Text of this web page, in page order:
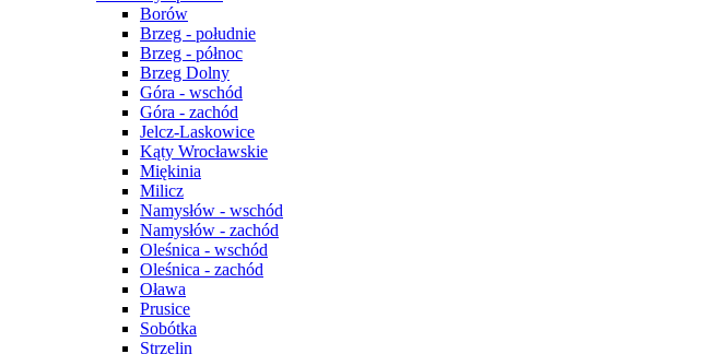
Borów
Brzeg - południe
Brzeg - północ
Brzeg Dolny
Góra - wschód
Góra - zachód
Jelcz-Laskowice
Kąty Wrocławskie
Miękinia
Milicz
Namysłów - wschód
Namysłów - zachód
Oleśnica - wschód
Oleśnica - zachód
Oława
Prusice
Sobótka
Strzelin